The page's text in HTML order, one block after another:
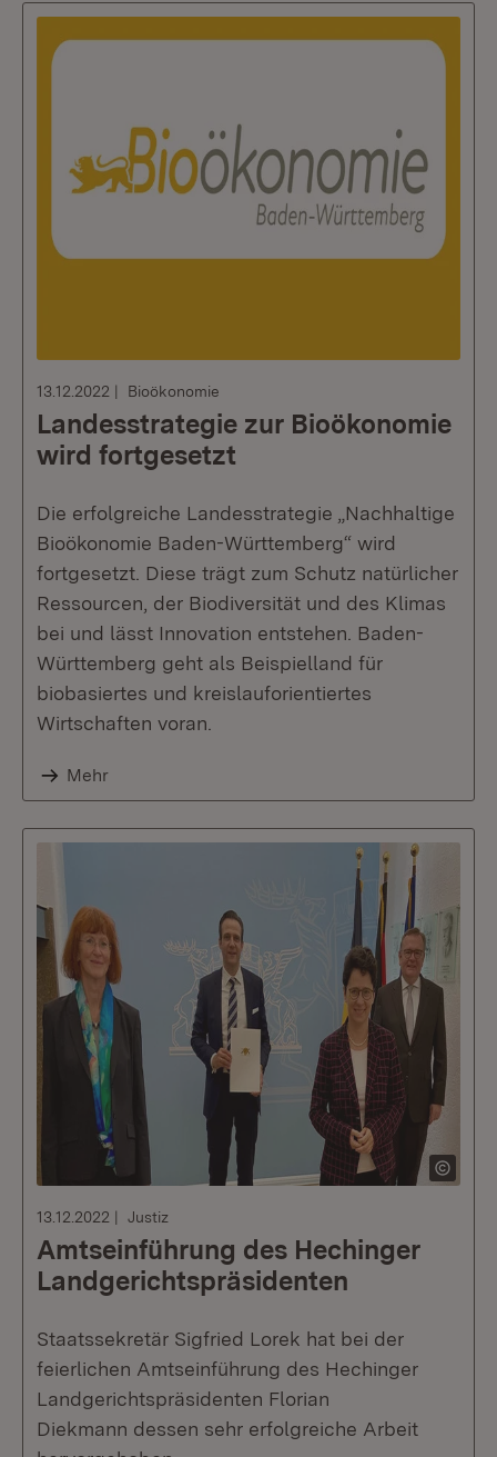
13.12.2022 Bioökonomie
Landesstrategie zur Bioökonomie
wird fortgesetzt
Die erfolgreiche Landesstrategie „Nachhaltige
Bioökonomie Baden-Württemberg“ wird
fortgesetzt. Diese trägt zum Schutz natürlicher
Ressourcen, der Biodiversität und des Klimas
bei und lässt Innovation entstehen. Baden-
Württemberg geht als Beispielland für
biobasiertes und kreislauforientiertes
Wirtschaften voran.
Mehr
13.12.2022 Justiz
Amtseinführung des Hechinger
Landgerichtspräsidenten
Staatssekretär Sigfried Lorek hat bei der
feierlichen Amtseinführung des Hechinger
Landgerichtspräsidenten Florian
Diekmann dessen sehr erfolgreiche Arbeit